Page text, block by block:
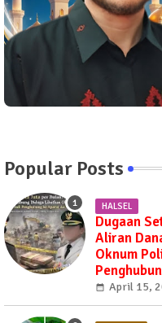
Popular Posts
HALSEL
Dugaan
Aliran
Oknum
April 15,